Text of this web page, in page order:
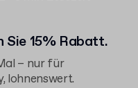
Sie 15% Rabatt.
– nur für
lohnenswert.